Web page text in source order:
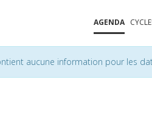
AGENDA
aucune information pour les